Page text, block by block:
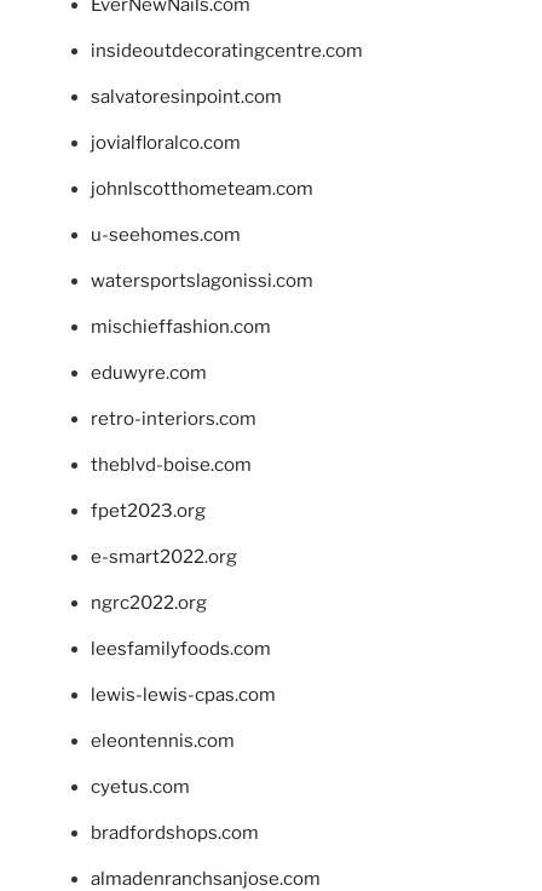
EverNewNails.com
insideoutdecoratingcentre.com
salvatoresinpoint.com
jovialfloralco.com
johnlscotthometeam.com
u-seehomes.com
watersportslagonissi.com
mischieffashion.com
eduwyre.com
retro-interiors.com
theblvd-boise.com
fpet2023.org
e-smart2022.org
ngrc2022.org
leesfamilyfoods.com
lewis-lewis-cpas.com
eleontennis.com
cyetus.com
bradfordshops.com
almadenranchsanjose.com